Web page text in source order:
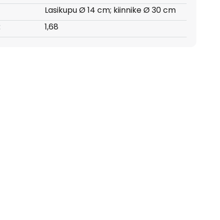
Lasikupu Ø 14 cm; kiinnike Ø 30 cm
1,68